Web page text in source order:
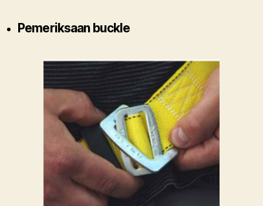
Pemeriksaan buckle